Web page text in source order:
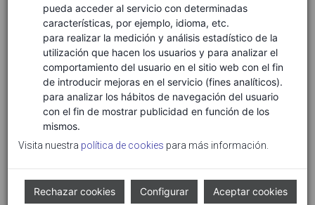
pueda acceder al servicio con determinadas
características, por ejemplo, idioma, etc.
para realizar la medición y análisis estadístico de la
utilización que hacen los usuarios y para analizar el
comportamiento del usuario en el sitio web con el fin
de introducir mejoras en el servicio (fines analíticos).
para analizar los hábitos de navegación del usuario
con el fin de mostrar publicidad en función de los
mismos.
Visita nuestra política de cookies para más información.
Rechazar cookies Configurar Aceptar cookies
TECNOLOGÍAS ASOCIADAS
Ciencias de la vida salud
Conservación y biodiversidad
Gestión ambiental y de recursos naturales
Gestión clínica